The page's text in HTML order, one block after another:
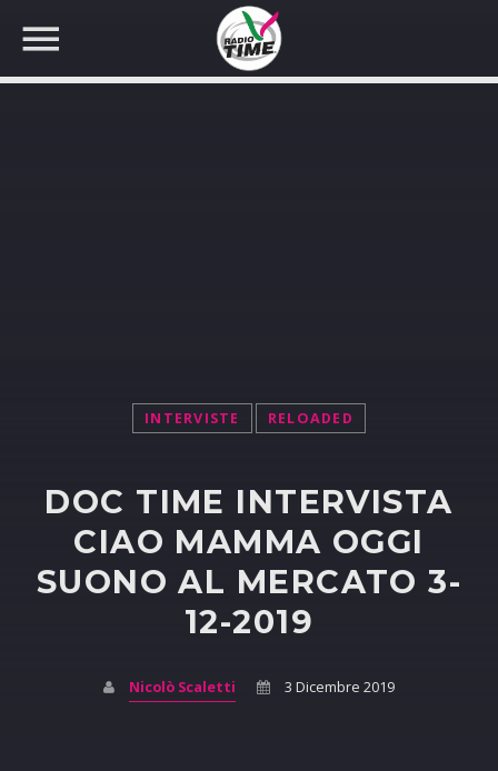
INTERVISTE RELOADED
DOC TIME INTERVISTA
CIAO MAMMA OGGI
SUONO AL MERCATO 3-
12-2019
Nicolò Scaletti 3 Dicembre 2019